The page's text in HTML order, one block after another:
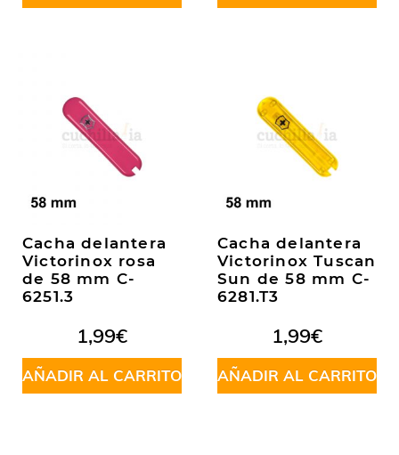
Cacha delantera
Victorinox rosa
de 58 mm C-
6251.3
1,99€
AÑADIR AL CARRITO
Cacha delantera
Victorinox Tuscan
Sun de 58 mm C-
6281.T3
1,99€
AÑADIR AL CARRITO